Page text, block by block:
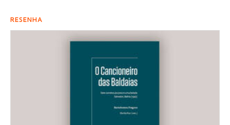
RESENHA